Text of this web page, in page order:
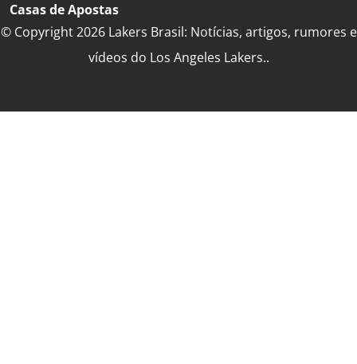
Casas de Apostas
© Copyright 2026 Lakers Brasil: Notícias, artigos, rumores e
vídeos do Los Angeles Lakers..